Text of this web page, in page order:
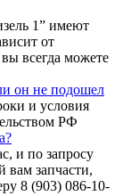
1” имеют
от
всегда можете
он не подошел
и условия
РФ
и по запросу
вам запчасти,
8 (903) 086-10-